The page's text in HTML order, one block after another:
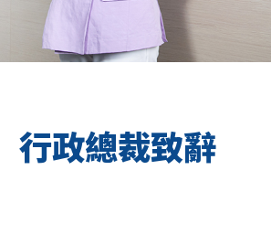
行政總裁致辭